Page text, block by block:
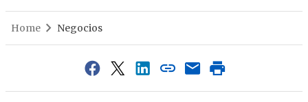
Home Negocios